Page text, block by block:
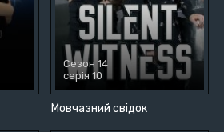
Мовчазний свідок
Сезон 14
серія 10